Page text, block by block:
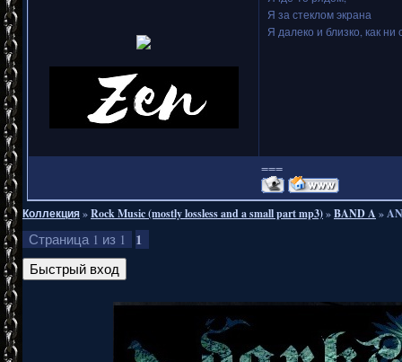
Я за стеклом экрана
Я далеко и близко, как ни
===
Коллекция»Rock Music (mostly lossless and a small part mp3)»BAND A »
Страница 1 из 1 1